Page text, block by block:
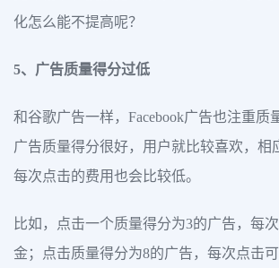
化怎么能不提高呢？
5、广告质量得分过低
和谷歌广告一样，Facebook广告也注重质
广告质量得分很好，用户就比较喜欢，相
每次点击的费用也会比较低。
比如，点击一个质量得分为3的广告，每
金；点击质量得分为8的广告，每次点击